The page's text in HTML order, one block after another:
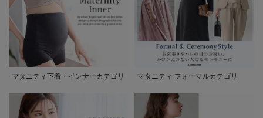
マタニティ下着・インナーカテゴリ マタニティ フォーマルカテゴリ